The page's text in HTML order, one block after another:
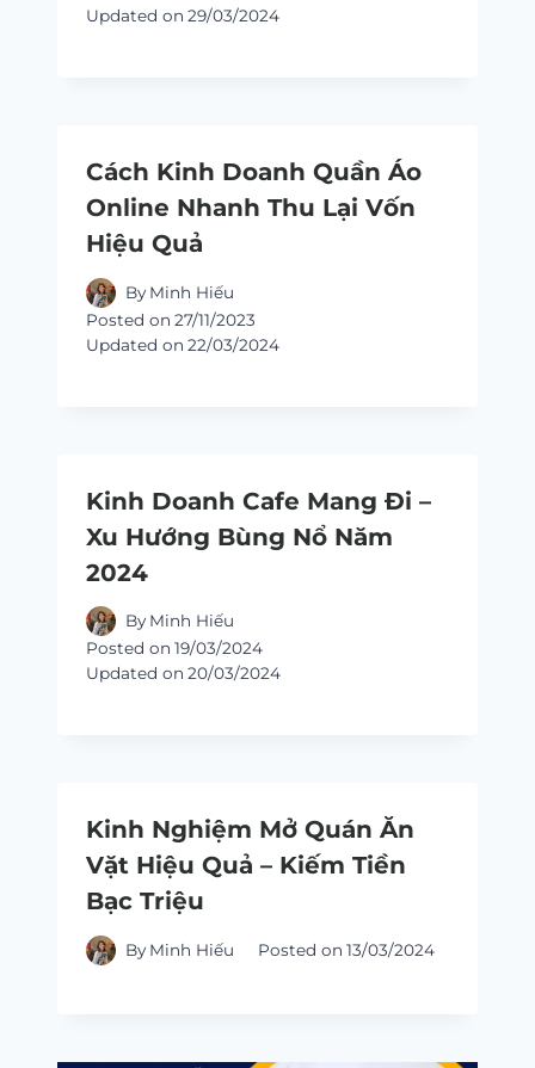
Updated on 29/03/2024
Cách Kinh Doanh Quần Áo
Online Nhanh Thu Lại Vốn
Hiệu Quả
By Minh Hiếu
Posted on 27/11/2023
Updated on 22/03/2024
Kinh Doanh Cafe Mang Đi –
Xu Hướng Bùng Nổ Năm
2024
By Minh Hiếu
Posted on 19/03/2024
Updated on 20/03/2024
Kinh Nghiệm Mở Quán Ăn
Vặt Hiệu Quả – Kiếm Tiền
Bạc Triệu
By Minh Hiếu Posted on 13/03/2024